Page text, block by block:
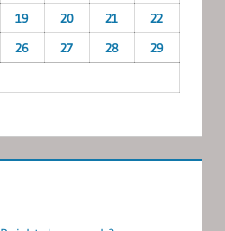
19 20 21
22
26 27 28
29